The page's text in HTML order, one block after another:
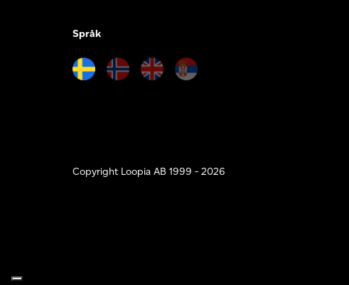
Språk
Copyright Loopia AB 1999 - 2026